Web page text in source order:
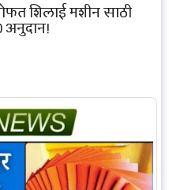
शिलाई मशीन साठी
अनुदान!